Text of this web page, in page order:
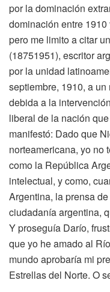
por la dominación
dominación entre
pero me limito a citar
(18751951), escritor
por la unidad
septiembre, 1910, a
debida a la
liberal de la nación
manifestó: Dado que
norteamericana, yo no
como la República
intelectual, y como,
Argentina, la prensa
ciudadanía argentina,
Y proseguía Darío,
que yo he amado al
mundo aprobaría mi
Estrellas del Norte. O